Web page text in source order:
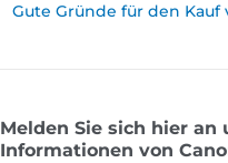
Gute Gründe für den
Melden Sie sich hier
Informationen von